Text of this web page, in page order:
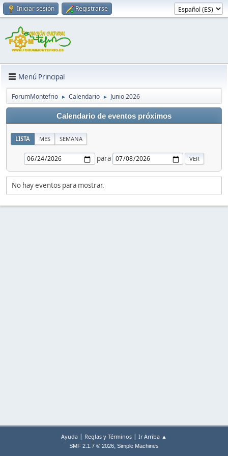
Iniciar sesión Registrarse
Menú Principal
ForumMontefrio ► Calendario ► Junio 2026
Calendario de eventos próximos
LISTA MES SEMANA
para
No hay eventos para mostrar.
Ayuda | Reglas y Términos | Ir Arriba ▲
SMF 2.1.7 © 2026, Simple Machines